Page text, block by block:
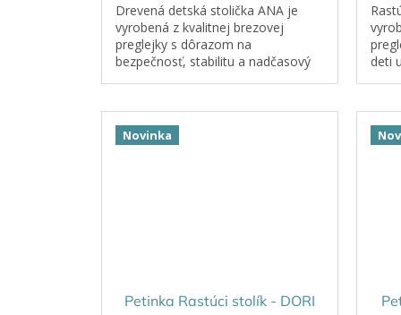
Drevená detská stolička ANA je
vyrobená z kvalitnej brezovej
preglejky s dôrazom na
bezpečnosť, stabilitu a nadčasový
deti
Novinka
Petinka Rastúci stolík - DORI